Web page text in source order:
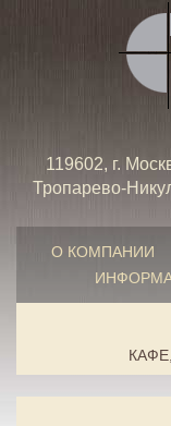
119602, г.
Тропарево-
О КОМПАНИИ